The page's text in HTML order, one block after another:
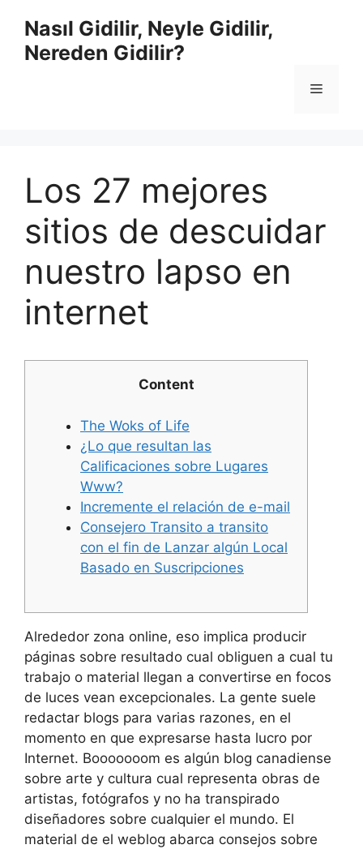
Nasıl Gidilir, Neyle Gidilir,
Nereden Gidilir?
Menü
Los 27 mejores
sitios de descuidar
nuestro lapso en
internet
Content
The Woks of Life
¿Lo que resultan las
Calificaciones sobre Lugares
Www?
Incremente el relación de e-mail
Consejero Transito a transito
con el fin de Lanzar algún Local
Basado en Suscripciones
Alrededor zona online, eso implica producir
páginas sobre resultado cual obliguen a cual tu
trabajo o material llegan a convertirse en focos
de luces vean excepcionales. La gente suele
redactar blogs para varias razones, en el
momento en que expresarse hasta lucro por
Internet. Booooooom es algún blog canadiense
sobre arte y cultura cual representa obras de
artistas, fotógrafos y no ha transpirado
diseñadores sobre cualquier el mundo. El
material de el weblog abarca consejos sobre